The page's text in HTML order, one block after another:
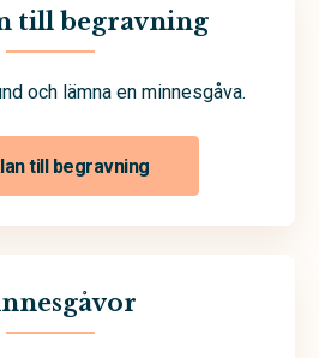
till begravning
och lämna en minnesgåva.
till begravning